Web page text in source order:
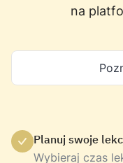
na
Planuj swoje
Wybieraj czas